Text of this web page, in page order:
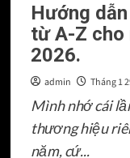
hóa
đơn
Hướng
từ A-Z cho
2026.
admin Tháng 1
Mình nhớ cái
thương hiệu
năm, cứ...